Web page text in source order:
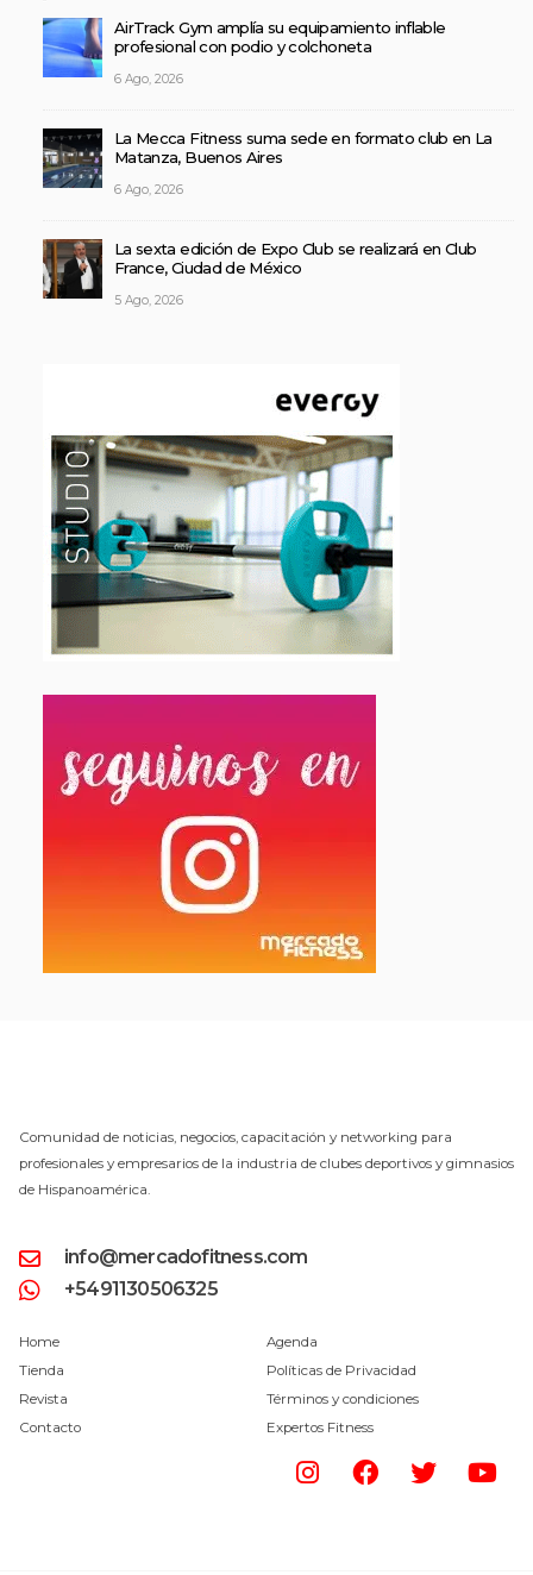
AirTrack Gym amplía su equipamiento inflable
profesional con podio y colchoneta
6 Ago, 2026
La Mecca Fitness suma sede en formato club en La
Matanza, Buenos Aires
6 Ago, 2026
La sexta edición de Expo Club se realizará en Club
France, Ciudad de México
5 Ago, 2026
Comunidad de noticias, negocios, capacitación y networking para
profesionales y empresarios de la industria de clubes deportivos y gimnasios
de Hispanoamérica.
info@mercadofitness.com
+5491130506325
Home
Tienda
Revista
Contacto
Agenda
Políticas de Privacidad
Términos y condiciones
Expertos Fitness